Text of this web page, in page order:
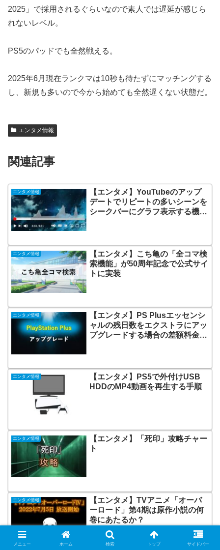
2025」で採用されるぐらいなので素人では遅延が感じら
れないレベル。
PS5のパッドでも全然戦える。
2025年6月現在ランクマは10秒も待たずにマッチングする
し、新規も多いので今から始めても全然遅くない状態だ。
エンタメ情報
関連記事
エンタメ情報
【エンタメ】YouTubeのアップ
デートでリピートの多いシーンを
シークバーにグラフ表示する機能
エンタメ情報
【エンタメ】こち亀の「全コマ検
索機能」が50周年記念で公式サイ
トに実装
エンタメ情報
【エンタメ】PS Plusエッセンシ
ャルの残日数をエクストラにアッ
プグレードする場合の差額料金と
エンタメ情報
【エンタメ】PS5で外付けUSB
HDDのMP4動画を再生する手順
エンタメ情報
【エンタメ】「死印」攻略チャー
ト
エンタメ情報
【エンタメ】TVアニメ「オーバ
ーロード」第4期は原作小説の何
巻にあたるか？
メニュー ホーム 検索 トップ サイドバー